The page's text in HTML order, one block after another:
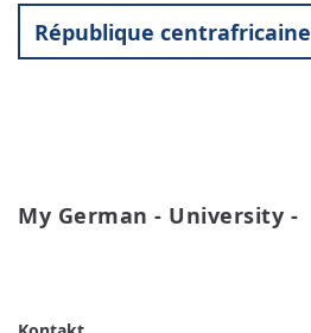
République centrafricaine
My German - University -